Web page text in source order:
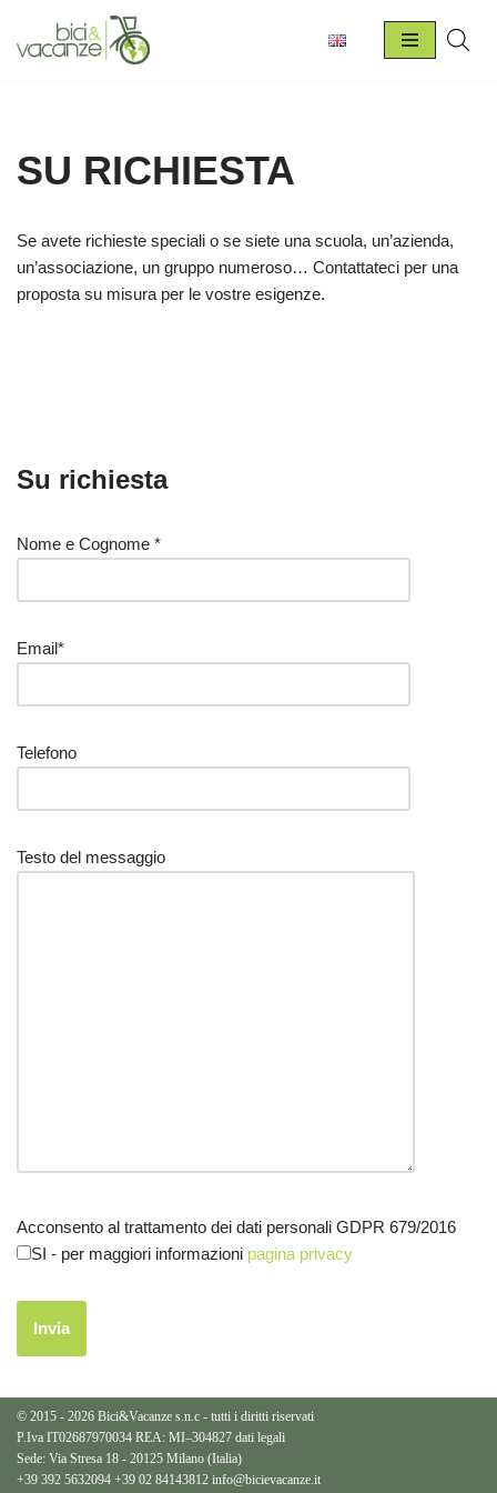
Vai
SU RICHIESTA
Se avete richieste speciali o se siete una scuola, un’azienda,
un’associazione, un gruppo numeroso… Contattateci per una
proposta su misura per le vostre esigenze.
Su richiesta
Nome e Cognome *
Email*
Telefono
Testo del messaggio
Acconsento al trattamento dei dati personali GDPR 679/2016
SI - per maggiori informazioni pagina privacy
© 2015 - 2026 Bici&Vacanze s.n.c - tutti i diritti riservati
P.Iva IT02687970034 REA: MI–304827 dati legali
Sede: Via Stresa 18 - 20125 Milano (Italia)
+39 392 5632094 +39 02 84143812 info@bicievacanze.it